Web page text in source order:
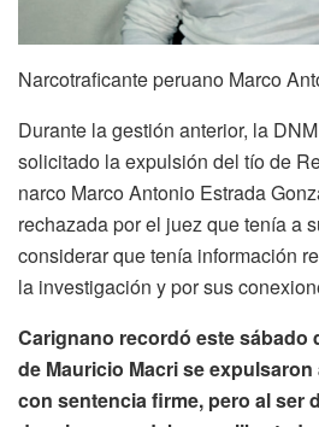
Narcotraficante peruano Marco
Durante la gestión anterior, la
solicitado la expulsión del tío de
narco Marco Antonio Estrada
rechazada por el juez que tenía a
considerar que tenía información
la investigación y por sus
Carignano recordó este sábado
de Mauricio Macri se
con sentencia firme, pero al ser